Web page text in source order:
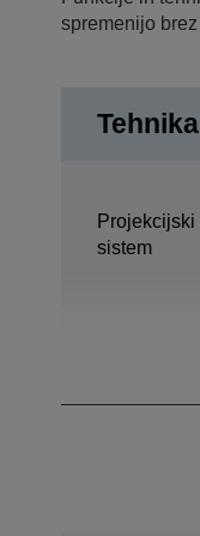
spremenijo
Tehnika
Projekcijski
sistem